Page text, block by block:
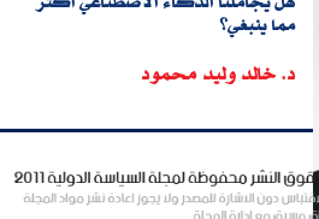
مما ينبغي؟
د. خالد وليد محمود